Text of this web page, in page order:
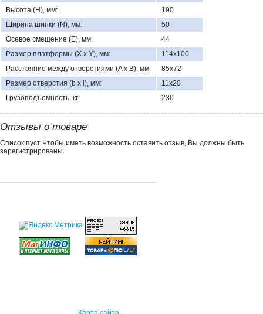
Высота (H), мм:
190
Ширина шинки (N), мм:
50
Осевое смещение (E), мм:
44
Размер платформы (X x Y), мм:
114х100
Расстояние между отверстиями (A x B), мм:
85х72
Размер отверстия (b x l), мм:
11х20
Грузоподъемность, кг:
230
Отзывы о товаре
Список пуст Чтобы иметь возможность оставить отзыв, Вы должны быть
зарегистрированы.